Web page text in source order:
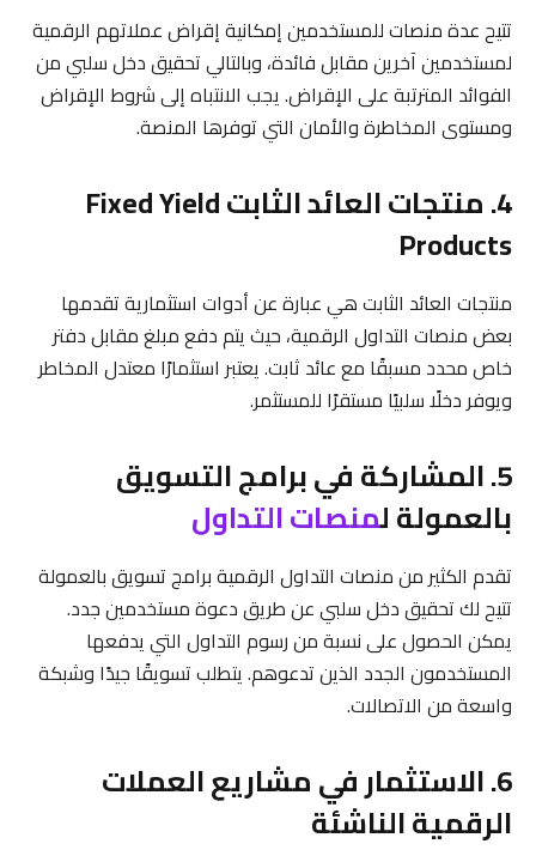
تتيح عدة منصات للمستخدمين إمكانية إقراض عملاتهم الرقمية
لمستخدمين آخرين مقابل فائدة، وبالتالي تحقيق دخل سلبي من
الفوائد المترتبة على الإقراض. يجب الانتباه إلى شروط الإقراض
ومستوى المخاطرة والأمان التي توفرها المنصة.
4. منتجات العائد الثابت Fixed Yield
Products
منتجات العائد الثابت هي عبارة عن أدوات استثمارية تقدمها
بعض منصات التداول الرقمية، حيث يتم دفع مبلغ مقابل دفتر
خاص محدد مسبقًا مع عائد ثابت. يعتبر استثمارًا معتدل المخاطر
ويوفر دخلًا سلبيًا مستقرًا للمستثمر.
5. المشاركة في برامج التسويق
بالعمولة لمنصات التداول
تقدم الكثير من منصات التداول الرقمية برامج تسويق بالعمولة
تتيح لك تحقيق دخل سلبي عن طريق دعوة مستخدمين جدد.
يمكن الحصول على نسبة من رسوم التداول التي يدفعها
المستخدمون الجدد الذين تدعوهم. يتطلب تسويقًا جيدًا وشبكة
واسعة من الاتصالات.
6. الاستثمار في مشاريع العملات
الرقمية الناشئة